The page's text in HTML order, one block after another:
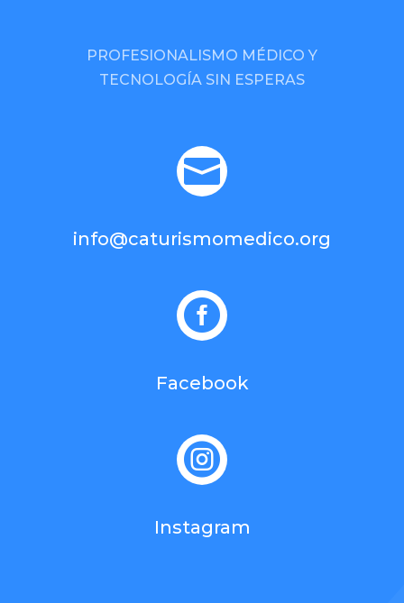
PROFESIONALISMO MÉDICO Y
TECNOLOGÍA SIN ESPERAS

info@caturismomedico.org

Facebook

Instagram